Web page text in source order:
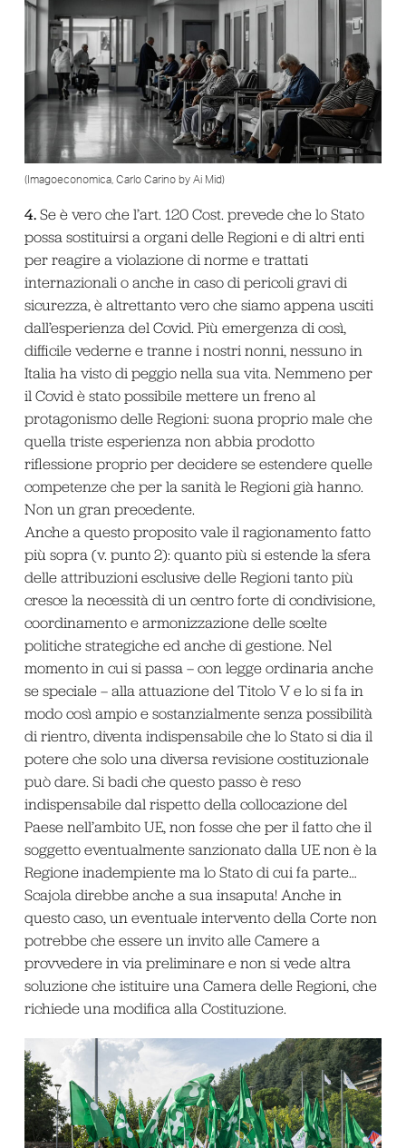
(Imagoeconomica, Carlo Carino by Ai Mid)
4.Se è vero che l’art. 120 Cost. prevede che lo Stato
possa sostituirsi a organi delle Regioni e di altri enti
per reagire a violazione di norme e trattati
internazionali o anche in caso di pericoli gravi di
sicurezza, è altrettanto vero che siamo appena usciti
dall’esperienza del Covid. Più emergenza di così,
difficile vederne e tranne i nostri nonni, nessuno in
Italia ha visto di peggio nella sua vita. Nemmeno per
il Covid è stato possibile mettere un freno al
protagonismo delle Regioni: suona proprio male che
quella triste esperienza non abbia prodotto
riflessione proprio per decidere se estendere quelle
competenze che per la sanità le Regioni già hanno.
Non un gran precedente.
Anche a questo proposito vale il ragionamento fatto
più sopra (v. punto 2): quanto più si estende la sfera
delle attribuzioni esclusive delle Regioni tanto più
cresce la necessità di un centro forte di condivisione,
coordinamento e armonizzazione delle scelte
politiche strategiche ed anche di gestione. Nel
momento in cui si passa – con legge ordinaria anche
se speciale – alla attuazione del Titolo V e lo si fa in
modo così ampio e sostanzialmente senza possibilità
di rientro, diventa indispensabile che lo Stato si dia il
potere che solo una diversa revisione costituzionale
può dare. Si badi che questo passo è reso
indispensabile dal rispetto della collocazione del
Paese nell’ambito UE, non fosse che per il fatto che il
soggetto eventualmente sanzionato dalla UE non è la
Regione inadempiente ma lo Stato di cui fa parte…
Scajola direbbe anche a sua insaputa! Anche in
questo caso, un eventuale intervento della Corte non
potrebbe che essere un invito alle Camere a
provvedere in via preliminare e non si vede altra
soluzione che istituire una Camera delle Regioni, che
richiede una modifica alla Costituzione.